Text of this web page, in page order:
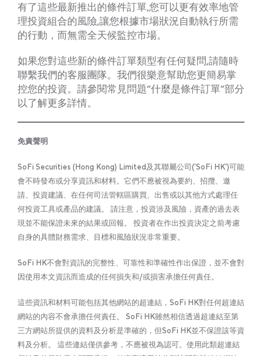
有了這些最新推出的條件訂單,您可以更有效率地管
理投資組合的風險,讓您根據市場狀況自動執行所需
的行動，而無需全天候監控市場。
如果您對這些新的條件訂單類型有任何疑問,請隨時
聯繫我們的客服團隊。我們很樂意幫助您更簡易掌
控您的投資。請參閱常見問題“什麼是條件訂單”部分
以了解更多詳情。
免責聲明
SoFi Securities (Hong Kong) Limited及其聯屬公司(‘SoFi HK’)可能
會不時發布或分享資訊和材料。它們不應被視為要約、招攬、邀
請、投資建議、在任何司法管轄區購買、出售或以其他方式處理任
何投資工具或產品的建議。 請注意，投資涉及風險，資產的過去表
現並不能保證未來的結果或回報。 投資者在作出投資決定之前考慮
自身的具體財務需求、目標和風險狀況非常重要。
SoFi HK不會對資訊的完整性、可靠性和準確性作出保證，並不會對
因使用本文資訊而造成的任何損失和/或損害承擔任何責任。
這些資訊和材料可能包括其他網站的超連結，SoFi HK對任何超連結
網站的內容不會承擔任何責任。 SoFi HK雖然相信透過超連結至第
三方網站所提供的資料及分析是準確的，但SoFi HK並不保證該等資
料及分析。 這些連結僅供參考，不應被視為認可。使用此類超連結